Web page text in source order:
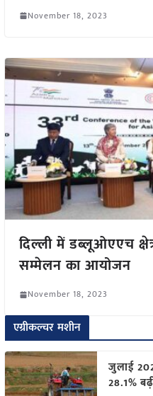
November 18, 2023
दिल्ली में डब्लूओएएच
सम्मेलन का आयोजन
November 18, 2023
एग्रीकल्चर मशीन
जुलाई
28.1%